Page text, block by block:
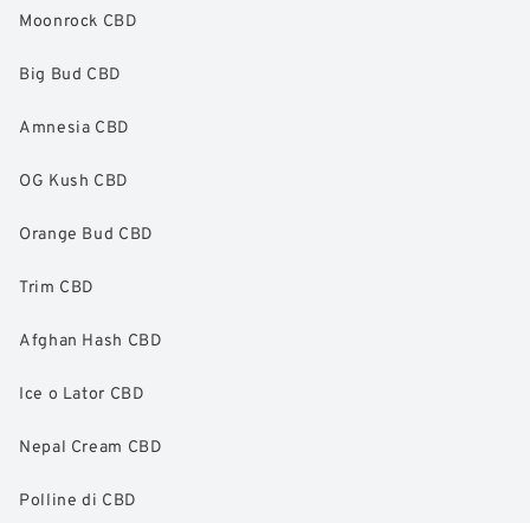
Moonrock CBD
Big Bud CBD
Amnesia CBD
OG Kush CBD
Orange Bud CBD
Trim CBD
Afghan Hash CBD
Ice o Lator CBD
Nepal Cream CBD
Polline di CBD